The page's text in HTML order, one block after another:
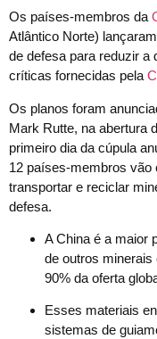
Os países-membros da
Atlântico Norte)
de defesa para reduzir a
críticas fornecidas pela
Os planos foram
Mark Rutte, na abertura
primeiro dia da cúpula
12 países-membros vão
transportar e reciclar
defesa.
A China é a maior
de outros
90% da oferta
Esses materiais
sistemas de